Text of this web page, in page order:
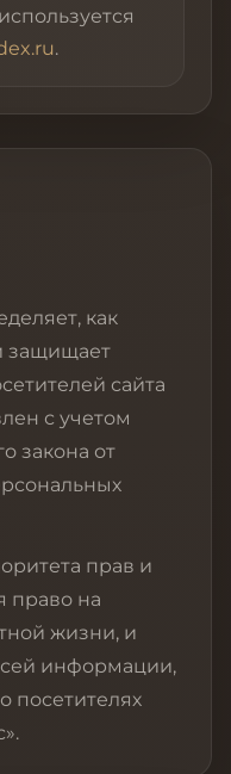
.
как
защищает
сайта
с учетом
закона от
прав и
право на
жизни, и
информации,
посетителях